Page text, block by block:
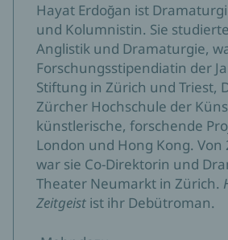
Hayat Erdoğan ist
und Kolumnistin. Sie
Anglistik und Dramaturgie,
Forschungsstipendiatin der
Stiftung in Zürich und Triest,
Zürcher Hochschule der
künstlerische, forschende
London und Hong Kong. Von
war sie Co-Direktorin und
Theater Neumarkt in Zürich.
Zeitgeist ist ihr Debütroman.